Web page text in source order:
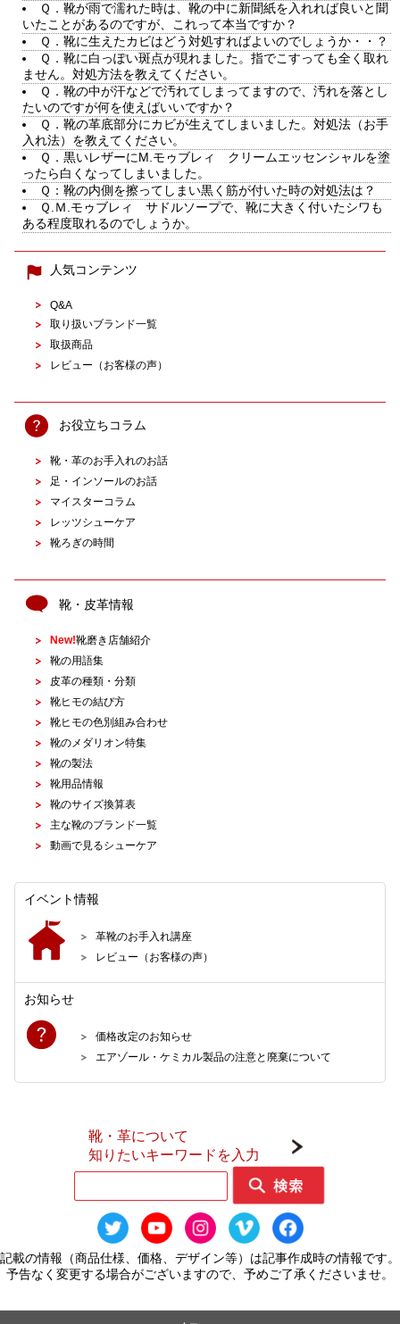
Ｑ．靴が雨で濡れた時は、靴の中に新聞紙を入れれば良いと聞
いたことがあるのですが、これって本当ですか？
Ｑ．靴に生えたカビはどう対処すればよいのでしょうか・・？
Ｑ．靴に白っぽい斑点が現れました。指でこすっても全く取れ
ません。対処方法を教えてください。
Ｑ．靴の中が汗などで汚れてしまってますので、汚れを落とし
たいのですが何を使えばいいですか？
Ｑ．靴の革底部分にカビが生えてしまいました。対処法（お手
入れ法）を教えてください。
Ｑ．黒いレザーにM.モゥブレィ クリームエッセンシャルを塗
ったら白くなってしまいました。
Ｑ：靴の内側を擦ってしまい黒く筋が付いた時の対処法は？
Ｑ.Ｍ.モゥブレィ サドルソープで、靴に大きく付いたシワも
ある程度取れるのでしょうか。
人気コンテンツ
Q&A
取り扱いブランド一覧
取扱商品
レビュー（お客様の声）
お役立ちコラム
靴・革のお手入れのお話
足・インソールのお話
マイスターコラム
レッツシューケア
靴ろぎの時間
靴・皮革情報
New!靴磨き店舗紹介
靴の用語集
皮革の種類・分類
靴ヒモの結び方
靴ヒモの色別組み合わせ
靴のメダリオン特集
靴の製法
靴用品情報
靴のサイズ換算表
主な靴のブランド一覧
動画で見るシューケア
イベント情報
革靴のお手入れ講座
レビュー（お客様の声）
お知らせ
価格改定のお知らせ
エアゾール・ケミカル製品の注意と廃棄について
靴・革について
知りたいキーワードを入力
記載の情報（商品仕様、価格、デザイン等）は記事作成時の情報です。
予告なく変更する場合がございますので、予めご了承くださいませ。